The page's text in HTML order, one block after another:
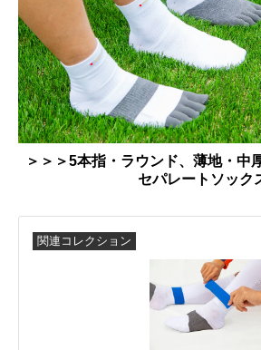
＞＞＞5本指・ラウンド、薄地・中
セパレートソック
関連コレクション